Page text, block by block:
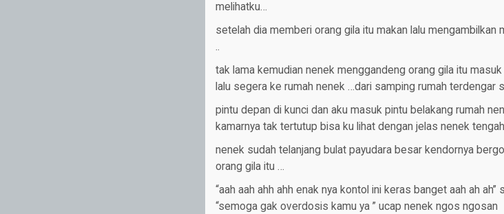
melihatku…
setelah dia memberi orang gila itu makan lalu mengambilkan
..
tak lama kemudian nenek menggandeng orang gila itu
lalu segera ke rumah nenek …dari samping rumah terdengar
pintu depan di kunci dan aku masuk pintu belakang rumah
kamarnya tak tertutup bisa ku lihat dengan jelas nenek
nenek sudah telanjang bulat payudara besar kendornya
orang gila itu …
“aah aah ahh ahh enak nya kontol ini keras banget aah ah ah”
“semoga gak overdosis kamu ya ” ucap nenek ngos ngosan